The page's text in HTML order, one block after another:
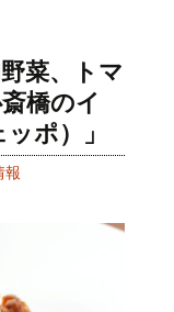
菜、トマ
橋のイ
ポ）」
報